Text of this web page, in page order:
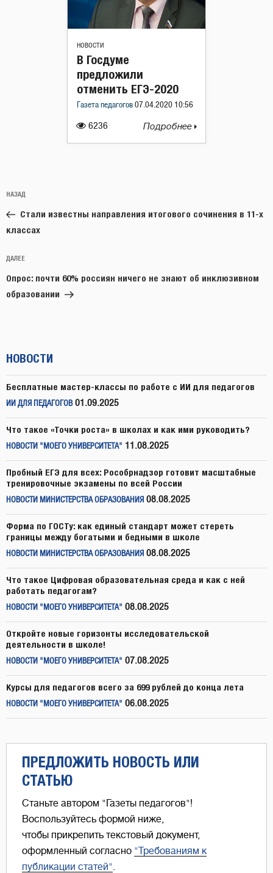
НОВОСТИ
6236
В Госдуме
предложили
отменить ЕГЭ-2020
Газета педагогов 07.04.2020 10:56
Подробнее
по
записям
Предыдущая
запись:
НАЗАД
Стали известны направления итогового сочинения в 11-х
классах
Следующая
запись
ДАЛЕЕ
Опрос: почти 60% россиян ничего не знают об инклюзивном
образовании
НОВОСТИ
Бесплатные мастер-классы по работе с ИИ для педагогов
ИИ ДЛЯ ПЕДАГОГОВ 01.09.2025
Что такое «Точки роста» в школах и как ими руководить?
НОВОСТИ "МОЕГО УНИВЕРСИТЕТА" 11.08.2025
Пробный ЕГЭ для всех: Рособрнадзор готовит масштабные
тренировочные экзамены по всей России
НОВОСТИ МИНИСТЕРСТВА ОБРАЗОВАНИЯ 08.08.2025
Форма по ГОСТу: как единый стандарт может стереть
границы между богатыми и бедными в школе
НОВОСТИ МИНИСТЕРСТВА ОБРАЗОВАНИЯ 08.08.2025
Что такое Цифровая образовательная среда и как с ней
работать педагогам?
НОВОСТИ "МОЕГО УНИВЕРСИТЕТА" 08.08.2025
Откройте новые горизонты исследовательской
деятельности в школе!
НОВОСТИ "МОЕГО УНИВЕРСИТЕТА" 07.08.2025
Курсы для педагогов всего за 699 рублей до конца лета
НОВОСТИ "МОЕГО УНИВЕРСИТЕТА" 06.08.2025
ПРЕДЛОЖИТЬ НОВОСТЬ ИЛИ
СТАТЬЮ
Станьте автором "Газеты педагогов"!
Воспользуйтесь формой ниже,
чтобы прикрепить текстовый документ,
оформленный согласно "Требованиям к
публикации статей".